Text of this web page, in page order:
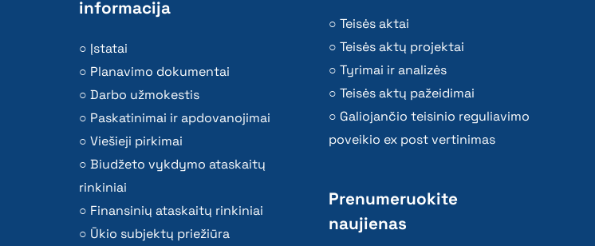
informacija
Įstatai
Planavimo dokumentai
Darbo užmokestis
Paskatinimai ir apdovanojimai
Viešieji pirkimai
Biudžeto vykdymo ataskaitų
rinkiniai
Finansinių ataskaitų rinkiniai
Ūkio subjektų priežiūra
Teisės aktai
Teisės aktų projektai
Tyrimai ir analizės
Teisės aktų pažeidimai
Galiojančio teisinio reguliavimo
poveikio ex post vertinimas
Prenumeruokite
naujienas